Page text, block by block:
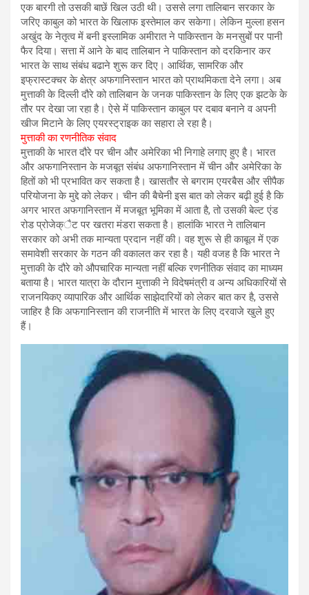
एक बारगी तो उसकी बाछें खिल उठी थी। उससे लगा तालिबान सरकार के
जरिए काबुल को भारत के खिलाफ इस्तेमाल कर सकेगा। लेकिन मुल्ला हसन
अखुंद के नेतृत्व में बनी इस्लामिक अमीरात ने पाकिस्तान के मनसुबों पर पानी
फैर दिया। सत्ता में आने के बाद तालिबान ने पाकिस्तान को दरकिनार कर
भारत के साथ संबंध बढाने शुरू कर दिए। आर्थिक, सामरिक और
इफ्रास्टक्चर के क्षेत्र अफगानिस्तान भारत को प्राथमिकता देने लगा। अब
मुत्ताकी के दिल्ली दौरे को तालिबान के जनक पाकिस्तान के लिए एक झटके के
तौर पर देखा जा रहा है। ऐसे में पाकिस्तान काबुल पर दबाव बनाने व अपनी
खीज मिटाने के लिए एयरस्ट्राइक का सहारा ले रहा है।
मुत्ताकी का रणनीतिक संवाद
मुत्ताकी के भारत दौरे पर चीन और अमेरिका भी निगाहे लगाए हुए है। भारत
और अफगानिस्तान के मजबूत संबंध अफगानिस्तान में चीन और अमेरिका के
हितों को भी प्रभावित कर सकता है। खासतौर से बगराम एयरबैस और सीपैक
परियोजना के मुद्दे को लेकर। चीन की बैचेनी इस बात को लेकर बढ़ी हुई है कि
अगर भारत अफगानिस्तान में मजबूत भूमिका में आता है, तो उसकी बेल्ट एंड
रोड प्रोजेक्ैट पर खतरा मंडरा सकता है। हालांकि भारत ने तालिबान
सरकार को अभी तक मान्यता प्रदान नहीं की। वह शुरू से ही काबूल में एक
समावेशी सरकार के गठन की वकालत कर रहा है। यही वजह है कि भारत ने
मुत्ताकी के दौरे को औपचारिक मान्यता नहीं बल्कि रणनीतिक संवाद का माध्यम
बताया है। भारत यात्रा के दौरान मुत्ताकी ने विदेषमंत्री व अन्य अधिकारियों से
राजनयिकए व्यापारिक और आर्थिक साझेदारियों को लेकर बात कर है, उससे
जाहिर है कि अफगानिस्तान की राजनीति में भारत के लिए दरवाजे खुले हुए
हैं।